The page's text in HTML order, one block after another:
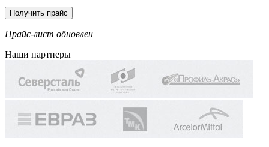
Прайс-лист обновлен
Наши партнеры